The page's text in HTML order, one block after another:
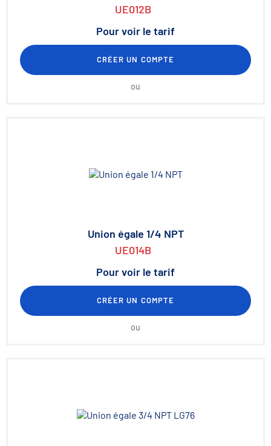
UE012B
Pour voir le tarif
CRÉER UN COMPTE
ou
Union égale 1/4 NPT
UE014B
Pour voir le tarif
CRÉER UN COMPTE
ou